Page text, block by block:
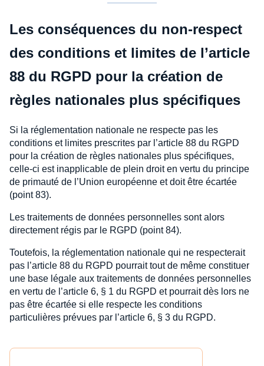
Les conséquences du non-respect
des conditions et limites de l’article
88 du RGPD pour la création de
règles nationales plus spécifiques
Si la réglementation nationale ne respecte pas les
conditions et limites prescrites par l’article 88 du RGPD
pour la création de règles nationales plus spécifiques,
celle-ci est inapplicable de plein droit en vertu du principe
de primauté de l’Union européenne et doit être écartée
(point 83).
Les traitements de données personnelles sont alors
directement régis par le RGPD (point 84).
Toutefois, la réglementation nationale qui ne respecterait
pas l’article 88 du RGPD pourrait tout de même constituer
une base légale aux traitements de données personnelles
en vertu de l’article 6, § 1 du RGPD et pourrait dès lors ne
pas être écartée si elle respecte les conditions
particulières prévues par l’article 6, § 3 du RGPD.